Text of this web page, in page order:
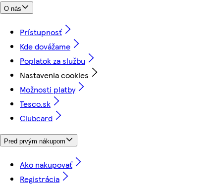
O nás
Prístupnosť
Kde dovážame
Poplatok za službu
Nastavenia cookies
Možnosti platby
Tesco.sk
Clubcard
Pred prvým nákupom
Ako nakupovať
Registrácia